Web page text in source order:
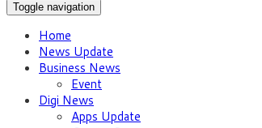
Toggle navigation
Home
News Update
Business News
Event
Digi News
Apps Update